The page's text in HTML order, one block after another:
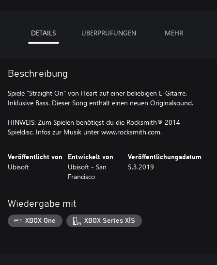
DETAILS ÜBERPRÜFUNGEN MEHR
Beschreibung
Spiele "Straight On" von Heart auf einer beliebigen E-Gitarre.
Inklusive Bass. Dieser Song enthält einen neuen Originalsound.
HINWEIS: Zum Spielen benötigst du die Rocksmith® 2014-
Spieldisc. Infos zur Musik unter www.rocksmith.com.
Veröffentlicht von
Ubisoft
Entwickelt von
Ubisoft - San
Francisco
Veröffentlichungsdatum
5.3.2019
Wiedergabe mit
XBOX One XBOX Series X|S